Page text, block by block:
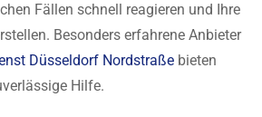
Fällen schnell reagieren und Ihre
Besonders erfahrene Anbieter
Düsseldorf Nordstraße bieten
Hilfe.